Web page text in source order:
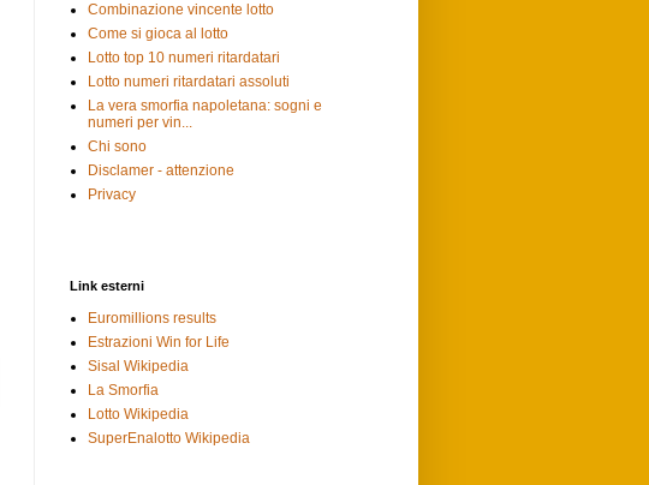
Combinazione vincente lotto
Come si gioca al lotto
Lotto top 10 numeri ritardatari
Lotto numeri ritardatari assoluti
La vera smorfia napoletana: sogni e
numeri per vin...
Chi sono
Disclamer - attenzione
Privacy
Link esterni
Euromillions results
Estrazioni Win for Life
Sisal Wikipedia
La Smorfia
Lotto Wikipedia
SuperEnalotto Wikipedia